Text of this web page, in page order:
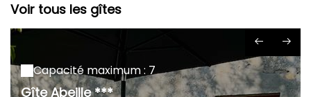
Voir tous les gîtes
Capacité maximum : 7
Gîte Abeille ***